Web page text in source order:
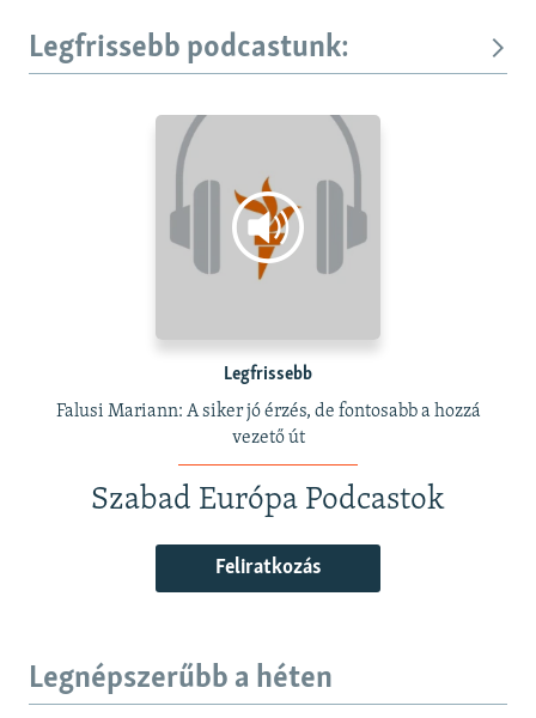
Legfrissebb podcastunk:
Legfrissebb
Falusi Mariann: A siker jó érzés, de fontosabb a hozzá
vezető út
Szabad Európa Podcastok
Feliratkozás
Legnépszerűbb a héten